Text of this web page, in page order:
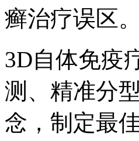
癣治疗误区。
3D自体免疫
测、精准分
念，制定最